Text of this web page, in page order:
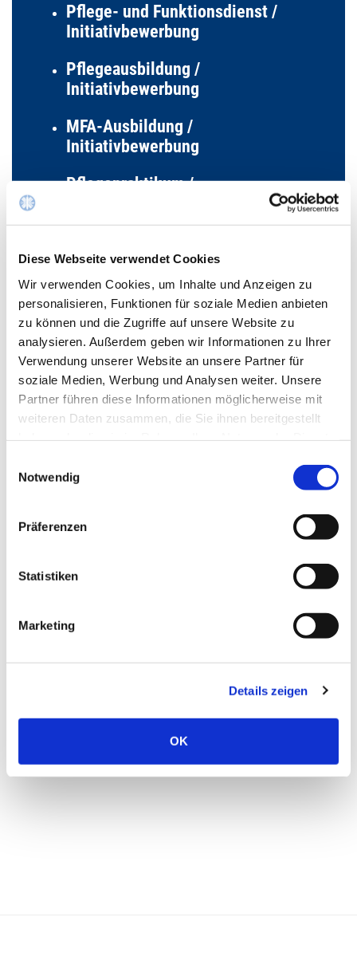
Diese Webseite verwendet Cookies
Wir verwenden Cookies, um Inhalte und Anzeigen zu
personalisieren, Funktionen für soziale Medien anbieten
zu können und die Zugriffe auf unsere Website zu
analysieren. Außerdem geben wir Informationen zu Ihrer
Verwendung unserer Website an unsere Partner für
soziale Medien, Werbung und Analysen weiter. Unsere
Partner führen diese Informationen möglicherweise mit
weiteren Daten zusammen, die Sie ihnen bereitgestellt
Notwendig
Präferenzen
Statistiken
Marketing
Details zeigen
OK
Pflege- und Funktionsdienst /
Initiativbewerbung
Pflegeausbildung /
Initiativbewerbung
MFA-Ausbildung /
Initiativbewerbung
Pflegepraktikum /
Initiativbewerbung
Verwaltung / Initiativbewerbung
Anerkennung ausländischer
Pflegekräfte
Ausbildung
Pflege im SAH
WIR SIND DAS SAH
LERNEN SIE UNS KENNEN!